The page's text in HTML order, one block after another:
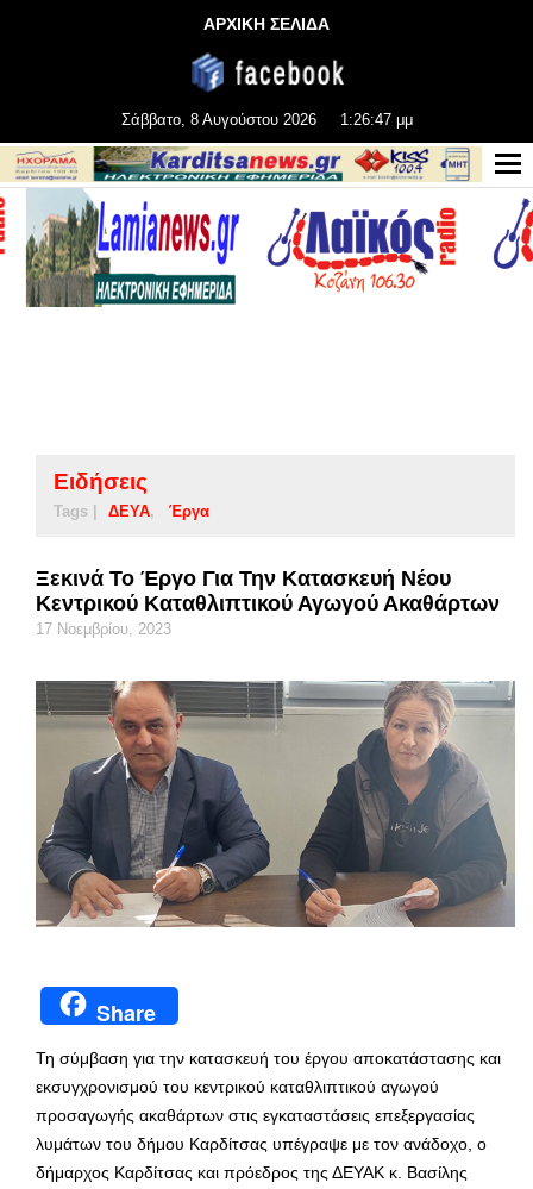
ΑΡΧΙΚΗ ΣΕΛΙΔΑ
Σάββατο, 8 Αυγούστου 2026 1:26:48 μμ
Ειδήσεις
Tags | ΔΕΥΑ Έργα
Ξεκινά Το Έργο Για Την Κατασκευή Νέου
Κεντρικού Καταθλιπτικού Αγωγού Ακαθάρτων
17 Νοεμβρίου, 2023
Share
Τη σύμβαση για την κατασκευή του έργου αποκατάστασης και
εκσυγχρονισμού του κεντρικού καταθλιπτικού αγωγού
προσαγωγής ακαθάρτων στις εγκαταστάσεις επεξεργασίας
λυμάτων του δήμου Καρδίτσας υπέγραψε με τον ανάδοχο, ο
δήμαρχος Καρδίτσας και πρόεδρος της ΔΕΥΑΚ κ. Βασίλης